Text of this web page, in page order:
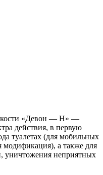
«Девон — Н» —
действия, в первую
туалетах (для мобильных
модификация), а также для
неприятных